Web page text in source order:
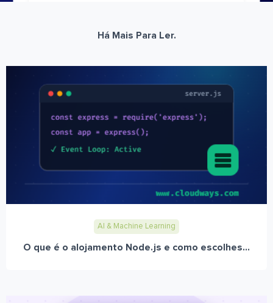
Há Mais Para Ler.
AI & Machine Learning
O que é o alojamento Node.js e como escolhes...